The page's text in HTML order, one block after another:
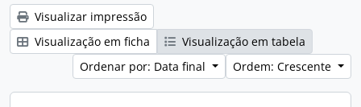
Visualizar impressão
Visualização em ficha
Visualização em tabela
Ordenar por: Data final
Ordem: Crescente